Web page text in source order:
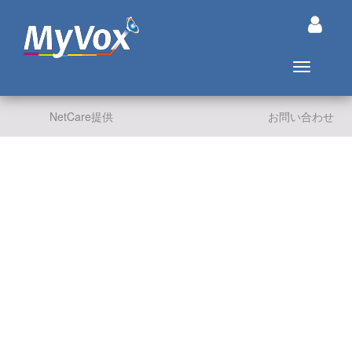
ナビゲー
お問い合わせ
NetCare提供